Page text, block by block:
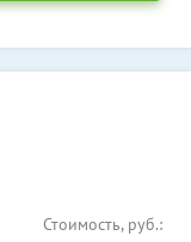
Стоимость, руб.: